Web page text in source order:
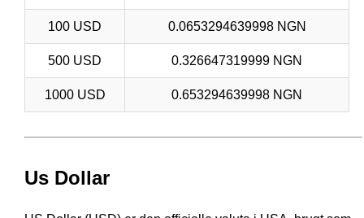
100 USD 0.0653294639998 NGN
500 USD 0.326647319999 NGN
1000 USD 0.653294639998 NGN
Us Dollar